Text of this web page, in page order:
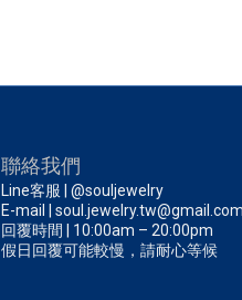
聯絡我們
Line客服 | @souljewelry
E-mail | soul.jewelry.tw@gmail.com
回覆時間 | 10:00am – 20:00pm
假日回覆可能較慢，請耐心等候